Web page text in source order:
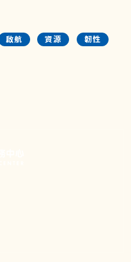
啟航 資源 韌性